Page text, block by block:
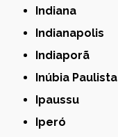
Indiana
Indianapolis
Indiaporã
Inúbia Paulista
Ipaussu
Iperó